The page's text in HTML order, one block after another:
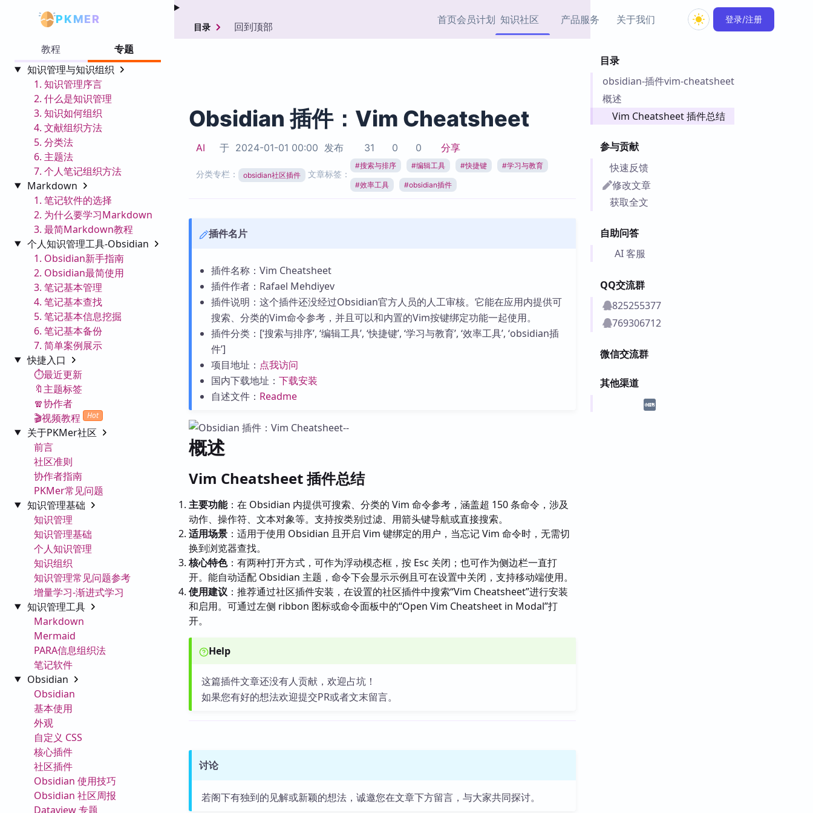
PKMER 首页会员计划 知识社区
协作者
热门链接Top5
产品服务
加速访问 Obsidian 官方
市场
Zotero 插件
PKMer 出品的闪念笔记
插件
Obsidian 教程
关于我们 登录/注册
教程
专题
知识管理与知识组织
1. 知识管理序言
2. 什么是知识管理
3. 知识如何组织
4. 文献组织方法
5. 分类法
6. 主题法
7. 个人笔记组织方法
Markdown
1. 笔记软件的选择
2. 为什么要学习Markdown
3. 最简Markdown教程
个人知识管理工具-Obsidian
1. Obsidian新手指南
2. Obsidian最简使用
3. 笔记基本管理
4. 笔记基本查找
5. 笔记基本信息挖掘
6. 笔记基本备份
7. 简单案例展示
快捷入口
⏱️最近更新
🔖主题标签
🧣协作者
🎬视频教程
Hot
关于PKMer社区
前言
社区准则
协作者指南
PKMer常见问题
知识管理基础
知识管理
知识管理基础
个人知识管理
知识组织
知识管理常见问题参考
增量学习-渐进式学习
知识管理工具
Markdown
Mermaid
PARA信息组织法
笔记软件
Obsidian
Obsidian
基本使用
外观
自定义 CSS
核心插件
社区插件
Obsidian 使用技巧
Obsidian 社区周报
Dataview 专题
目录
obsidian-插件vim-cheatsheet
概述
Vim Cheatsheet 插件总结
参与贡献
快速反馈
修改文章
获取全文
自助问答
AI 客服
QQ交流群
825255377
769306712
微信交流群
其他渠道
目录 回到顶部
Obsidian 插件：Vim Cheatsheet
AI 于 2024-01-01 00:00 发布 31 0 0 分享
分类专栏： obsidian社区插件 文章标签：
#搜索与排序 #编辑工具 #快捷键 #学习与教育
#效率工具 #obsidian插件
插件名片
插件名称：Vim Cheatsheet
插件作者：Rafael Mehdiyev
插件说明：这个插件还没经过Obsidian官方人员的人工审核。它能在应用内提供可
搜索、分类的Vim命令参考，并且可以和内置的Vim按键绑定功能一起使用。
插件分类：[‘搜索与排序’, ‘编辑工具’, ‘快捷键’, ‘学习与教育’, ‘效率工具’, ‘obsidian插
件’]
项目地址： 点我访问
国内下载地址： 下载安装
自述文件： Readme
概述
Vim Cheatsheet 插件总结
主要功能：在 Obsidian 内提供可搜索、分类的 Vim 命令参考，涵盖超 150 条命令，涉及
动作、操作符、文本对象等。支持按类别过滤、用箭头键导航或直接搜索。
适用场景 ：适用于使用 Obsidian 且开启 Vim 键绑定的用户，当忘记 Vim 命令时，无需切
换到浏览器查找。
核心特色：有两种打开方式，可作为浮动模态框，按 Esc 关闭；也可作为侧边栏一直打
开。能自动适配 Obsidian 主题，命令下会显示示例且可在设置中关闭，支持移动端使用。
使用建议 ：推荐通过社区插件安装，在设置的社区插件中搜索“Vim Cheatsheet”进行安装
和启用。可通过左侧 ribbon 图标或命令面板中的“Open Vim Cheatsheet in Modal”打
开。
Help
这篇插件文章还没有人贡献，欢迎占坑！
如果您有好的想法欢迎提交PR或者文末留言。
讨论
若阁下有独到的见解或新颖的想法，诚邀您在文章下方留言，与大家共同探讨。